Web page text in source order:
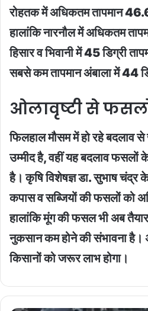
रोहतक में अधिकतम तापमान
हालांकि नारनौल में अधिकतम
हिसार व भिवानी में 45 डिग्री
सबसे कम तापमान अंबाला में 44
ओलावृष्टी से
फिलहाल मौसम में हो रहे बदलाव से
उम्मीद है, वहीं यह बदलाव फसलों
है। कृषि विशेषज्ञ डा. सुभाष चंद्र
कपास व सब्जियों की फसलों को
हालांकि मूंग की फसल भी अब
नुकसान कम होने की संभावना है।
किसानों को जरूर लाभ होगा।